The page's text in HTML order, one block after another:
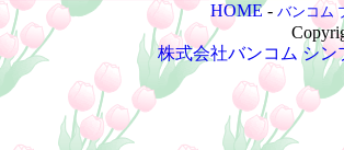
HOME- バンコム
株式会社バンコム シン